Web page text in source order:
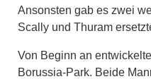
Ansonsten gab es zwei
Scally und Thuram
Von Beginn an
Borussia-Park. Beide